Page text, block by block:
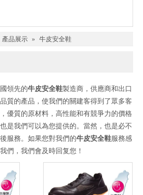
產品展示 » 牛皮安全鞋
領先的牛皮安全鞋製造商，供應商和出口
質的產品，使我們的關建客得到了眾多客
優質的原材料，高性能和有競爭力的價格
是我們可以為您提供的。當然，也是必不
服務。如果您對我們的牛皮安全鞋服務感
們，我們會及時回复您！